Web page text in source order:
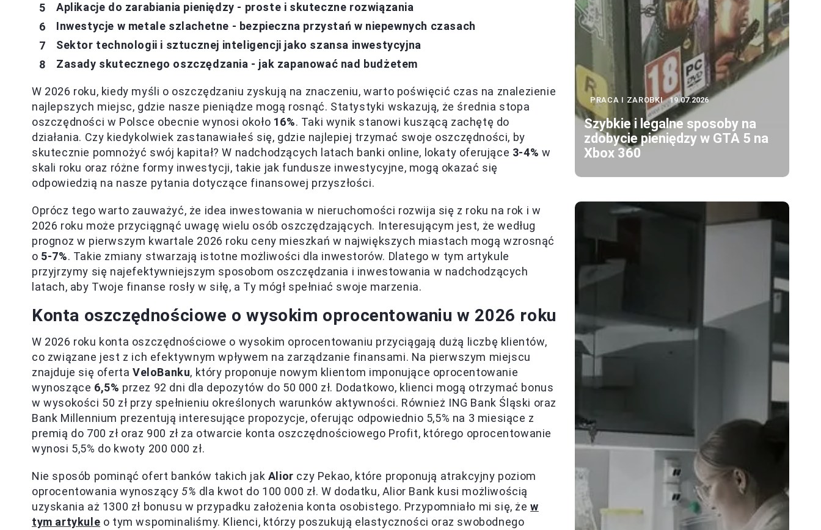
Aplikacje do zarabiania pieniędzy - proste i skuteczne rozwiązania
Inwestycje w metale szlachetne - bezpieczna przystań w niepewnych czasach
Sektor technologii i sztucznej inteligencji jako szansa inwestycyjna
Zasady skutecznego oszczędzania - jak zapanować nad budżetem
W 2026 roku, kiedy myśli o oszczędzaniu zyskują na znaczeniu, warto poświęcić czas na znalezienie
najlepszych miejsc, gdzie nasze pieniądze mogą rosnąć. Statystyki wskazują, że średnia stopa
oszczędności w Polsce obecnie wynosi około 16%. Taki wynik stanowi kuszącą zachętę do
działania. Czy kiedykolwiek zastanawiałeś się, gdzie najlepiej trzymać swoje oszczędności, by
skutecznie pomnożyć swój kapitał? W nadchodzących latach banki online, lokaty oferujące 3-4% w
skali roku oraz różne formy inwestycji, takie jak fundusze inwestycyjne, mogą okazać się
odpowiedzią na nasze pytania dotyczące finansowej przyszłości.
Oprócz tego warto zauważyć, że idea inwestowania w nieruchomości rozwija się z roku na rok i w
2026 roku może przyciągnąć uwagę wielu osób oszczędzających. Interesującym jest, że według
prognoz w pierwszym kwartale 2026 roku ceny mieszkań w największych miastach mogą wzrosnąć
o 5-7%. Takie zmiany stwarzają istotne możliwości dla inwestorów. Dlatego w tym artykule
przyjrzymy się najefektywniejszym sposobom oszczędzania i inwestowania w nadchodzących
latach, aby Twoje finanse rosły w siłę, a Ty mógł spełniać swoje marzenia.
Konta oszczędnościowe o wysokim oprocentowaniu w 2026 roku
W 2026 roku konta oszczędnościowe o wysokim oprocentowaniu przyciągają dużą liczbę klientów,
co związane jest z ich efektywnym wpływem na zarządzanie finansami. Na pierwszym miejscu
znajduje się ofertaVeloBanku, który proponuje nowym klientom imponujące oprocentowanie
wynoszące 6,5% przez 92 dni dla depozytów do 50 000 zł. Dodatkowo, klienci mogą otrzymać bonus
w wysokości 50 zł przy spełnieniu określonych warunków aktywności. Również ING Bank Śląski oraz
Bank Millennium prezentują interesujące propozycje, oferując odpowiednio 5,5% na 3 miesiące z
premią do 700 zł oraz 900 zł za otwarcie konta oszczędnościowego Profit, którego oprocentowanie
wynosi 5,5% do kwoty 200 000 zł.
Nie sposób pominąć ofert banków takich jak Alior czy Pekao, które proponują atrakcyjny poziom
oprocentowania wynoszący 5% dla kwot do 100 000 zł. W dodatku, Alior Bank kusi możliwością
uzyskania aż 1300 zł bonusu w przypadku założenia konta osobistego. Przypomniało mi się, żew
tym artykule o tym wspominaliśmy. Klienci, którzy poszukują elastyczności oraz swobodnego
PRACA I ZAROBKI 19.07.2026
Szybkie i legalne sposoby na
zdobycie pieniędzy w GTA 5 na
Xbox 360